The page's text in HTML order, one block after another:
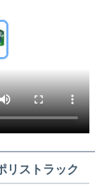
リストラック